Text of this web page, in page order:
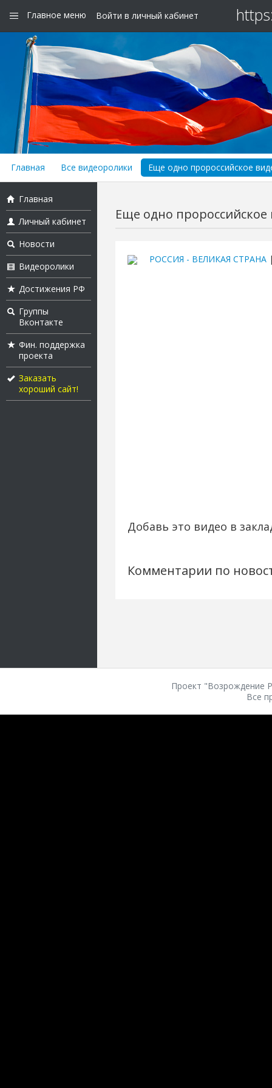
Главное меню Войти в личный кабинет
Главная Все видеоролики Еще одно пророссийское
Главная
Личный кабинет
Новости
Видеоролики
Достижения РФ
Группы
Вконтакте
Фин. поддержка
проекта
Заказать
хороший сайт!
Еще одно пророссийское
РОССИЯ - ВЕЛИКАЯ СТРАНА
Добавь это видео в
Комментарии по
Проект "Возрождение
Все